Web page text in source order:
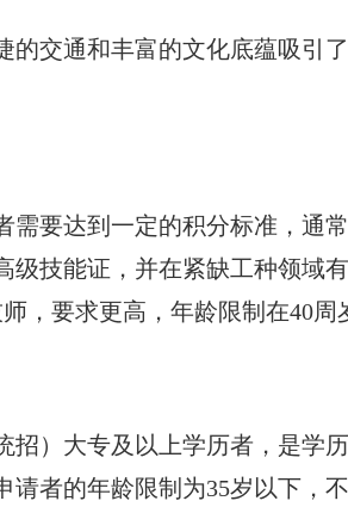
交通和丰富的文化底蕴吸引
要达到一定的积分标准，通
技能证，并在紧缺工种领域
，要求更高，年龄限制在40周
）大专及以上学历者，是学
者的年龄限制为35岁以下，